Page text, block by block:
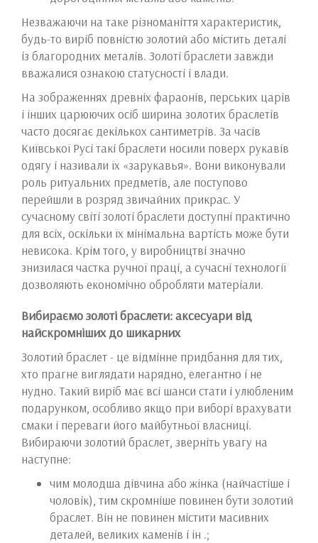
Незважаючи на таке різноманіття характеристик,
будь-то виріб повністю золотий або містить деталі
із благородних металів. Золоті браслети завжди
вважалися ознакою статусності і влади.
На зображеннях древніх фараонів, перських царів
і інших царюючих осіб ширина золотих браслетів
часто досягає декількох сантиметрів. За часів
Київської Русі такі браслети носили поверх рукавів
одягу і називали їх «зарукавья». Вони виконували
роль ритуальних предметів, але поступово
перейшли в розряд звичайних прикрас. У
сучасному світі золоті браслети доступні практично
для всіх, оскільки їх мінімальна вартість може бути
невисока. Крім того, у виробництві значно
знизилася частка ручної праці, а сучасні технології
дозволяють економічно обробляти матеріали.
Вибираємо золоті браслети: аксесуари від
найскромніших до шикарних
Золотий браслет - це відмінне придбання для тих,
хто прагне виглядати нарядно, елегантно і не
нудно. Такий виріб має всі шанси стати і улюбленим
подарунком, особливо якщо при виборі врахувати
смаки і переваги його майбутньої власниці.
Вибираючи золотий браслет, зверніть увагу на
наступне:
чим молодша дівчина або жінка (найчастіше і
чоловік), тим скромніше повинен бути золотий
браслет. Він не повинен містити масивних
деталей, великих каменів і ін .;